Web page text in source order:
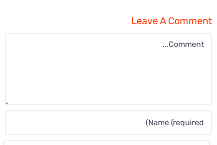
Leave A Comment
Comment